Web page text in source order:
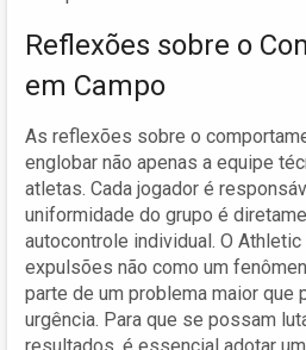
Reflexões sobre o
em Campo
As reflexões sobre o
englobar não apenas a equipe
atletas. Cada jogador é
uniformidade do grupo é
autocontrole individual. O
expulsões não como um
parte de um problema maior que
urgência. Para que se possam
resultados, é essencial adotar